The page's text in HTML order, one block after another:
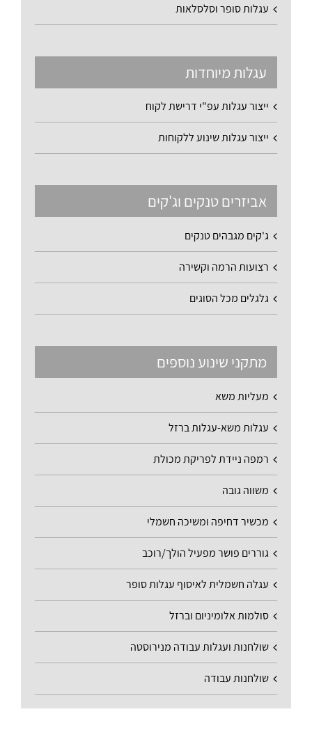
עגלות סופר וסלסלאות
עגלות מיוחדות
ייצור עגלות עפ"י דרישת לקוח
ייצור עגלות שינוע ללקוחות
אביזרים טנקים וג'קים
ג'קים מגבהים טנקים
רצועות הרמה וקשירה
גלגלים מכל הסוגים
מתקני שינוע נוספים
מעליות משא
עגלות משא-עגלות ברזל
רמפה ניידת לפריקת מכולת
משווה גובה
מכשיר דחיפה ומשיכה חשמלי
גוררים פושר מפעיל הולך/רוכב
עגלה חשמלית לאיסוף עגלות סופר
סולמות אלומיניום וברזל
שולחנות ועגלות עבודה מנירוסטה
שולחנות עבודה